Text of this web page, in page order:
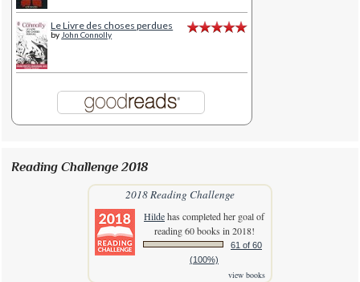
Le Livre des choses perdues
byJohn Connolly
Reading Challenge 2018
2018 Reading Challenge
Hildehas completed her goal of
reading 60 books in 2018!
61 of 60
(100%)
view books